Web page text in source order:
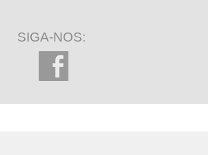
SIGA-NOS: